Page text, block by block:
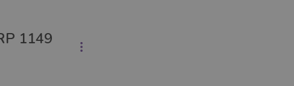
1149